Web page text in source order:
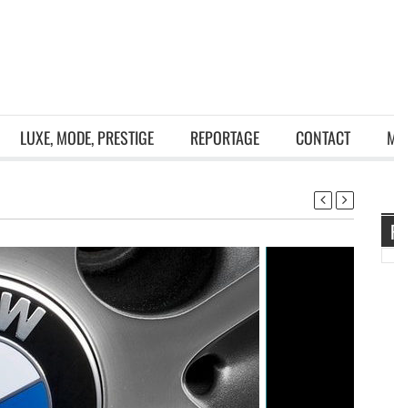
LUXE, MODE, PRESTIGE REPORTAGE CONTACT